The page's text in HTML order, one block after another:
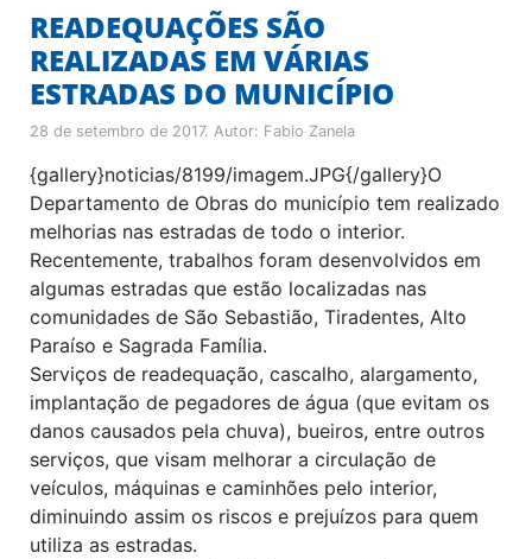
READEQUAÇÕES SÃO
REALIZADAS EM VÁRIAS
ESTRADAS DO MUNICÍPIO
28 de setembro de 2017. Autor: Fabio Zanela
{gallery}noticias/8199/imagem.JPG{/gallery}O
Departamento de Obras do município tem realizado
melhorias nas estradas de todo o interior.
Recentemente, trabalhos foram desenvolvidos em
algumas estradas que estão localizadas nas
comunidades de São Sebastião, Tiradentes, Alto
Paraíso e Sagrada Família.
Serviços de readequação, cascalho, alargamento,
implantação de pegadores de água (que evitam os
danos causados pela chuva), bueiros, entre outros
serviços, que visam melhorar a circulação de
veículos, máquinas e caminhões pelo interior,
diminuindo assim os riscos e prejuízos para quem
utiliza as estradas.